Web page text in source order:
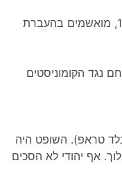
יוליוס ואתל רוזנברג נשפטו יחד עם מורטון סובל במרץ 1951, מואשמים בהעברת
נגד הקומוניסטים
טראפ). השופט היה
אף יהודי לא הסכים